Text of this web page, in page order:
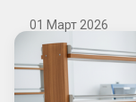
01 Март 2026